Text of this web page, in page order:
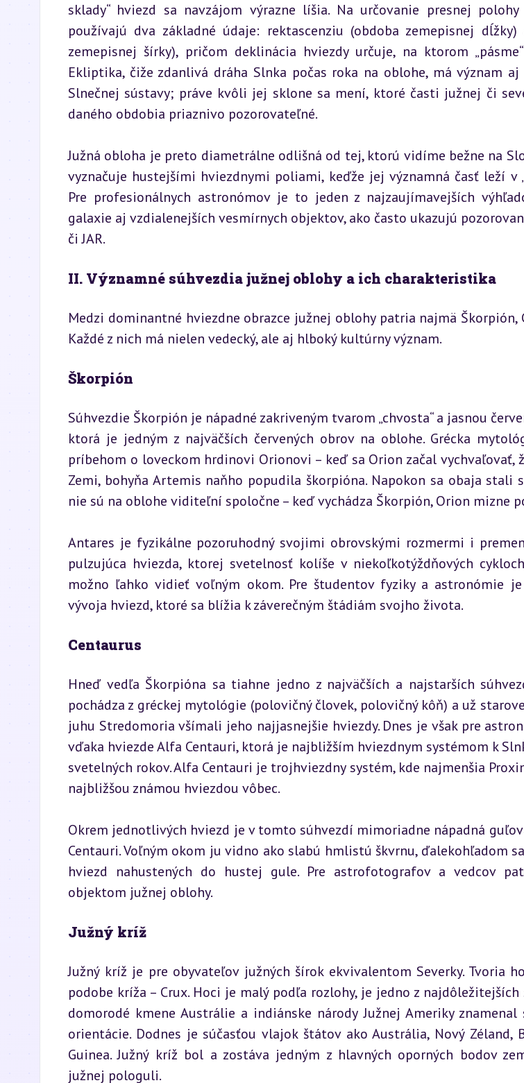
sklady“ hviezd sa navzájom výrazne líšia. Na určovanie presnej
používajú dva základné údaje: rektascenziu (obdoba zemepisnej
zemepisnej šírky), pričom deklinácia hviezdy určuje, na ktorom
Ekliptika, čiže zdanlivá dráha Slnka počas roka na oblohe, má význam
Slnečnej sústavy; práve kvôli jej sklone sa mení, ktoré časti južnej či
daného obdobia priaznivo pozorovateľné.
Južná obloha je preto diametrálne odlišná od tej, ktorú vidíme bežne na
vyznačuje hustejšími hviezdnymi poliami, keďže jej významná časť leží v
Pre profesionálnych astronómov je to jeden z najzaujímavejších
galaxie aj vzdialenejších vesmírnych objektov, ako často ukazujú
či JAR.
II. Významné súhvezdia južnej oblohy a ich charakteristika
Medzi dominantné hviezdne obrazce južnej oblohy patria najmä Škorpión,
Každé z nich má nielen vedecký, ale aj hlboký kultúrny význam.
Škorpión
Súhvezdie Škorpión je nápadné zakriveným tvarom „chvosta“ a jasnou
ktorá je jedným z najväčších červených obrov na oblohe. Grécka
príbehom o loveckom hrdinovi Orionovi – keď sa Orion začal vychvaľovať,
Zemi, bohyňa Artemis naňho popudila škorpióna. Napokon sa obaja stali
nie sú na oblohe viditeľní spoločne – keď vychádza Škorpión, Orion mizne
Antares je fyzikálne pozoruhodný svojimi obrovskými rozmermi i
pulzujúca hviezda, ktorej svetelnosť kolíše v niekoľkotýždňových
možno ľahko vidieť voľným okom. Pre študentov fyziky a astronómie
vývoja hviezd, ktoré sa blížia k záverečným štádiám svojho života.
Centaurus
Hneď vedľa Škorpióna sa tiahne jedno z najväčších a najstarších
pochádza z gréckej mytológie (polovičný človek, polovičný kôň) a už
juhu Stredomoria všímali jeho najjasnejšie hviezdy. Dnes je však pre
vďaka hviezde Alfa Centauri, ktorá je najbližším hviezdnym systémom k
svetelných rokov. Alfa Centauri je trojhviezdny systém, kde najmenšia
najbližšou známou hviezdou vôbec.
Okrem jednotlivých hviezd je v tomto súhvezdí mimoriadne nápadná
Centauri. Voľným okom ju vidno ako slabú hmlistú škvrnu, ďalekohľadom
hviezd nahustených do hustej gule. Pre astrofotografov a vedcov
objektom južnej oblohy.
Južný kríž
Južný kríž je pre obyvateľov južných šírok ekvivalentom Severky. Tvoria
podobe kríža – Crux. Hoci je malý podľa rozlohy, je jedno z najdôležitejších
domorodé kmene Austrálie a indiánske národy Južnej Ameriky
orientácie. Dodnes je súčasťou vlajok štátov ako Austrália, Nový Zéland,
Guinea. Južný kríž bol a zostáva jedným z hlavných oporných bodov
južnej pologuli.